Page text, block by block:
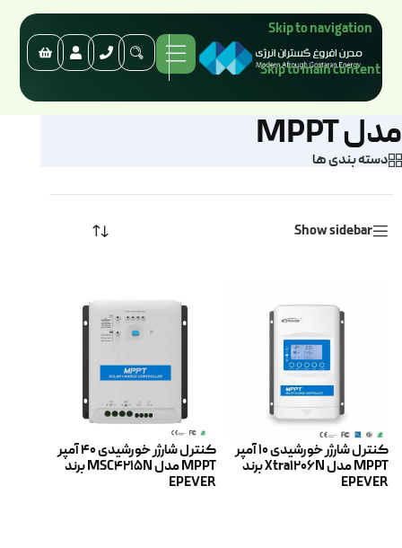
Skip to navigation
Skip to main content
مدل MPPT
دسته بندی ها
Show sidebar
کنترل شارژر خورشیدی 10 آمپر
MPPT مدل Xtra1206N برند
EPEVER
کنترل شارژر خورشیدی 40 آمپر
MPPT مدل MSC4215N برند
EPEVER